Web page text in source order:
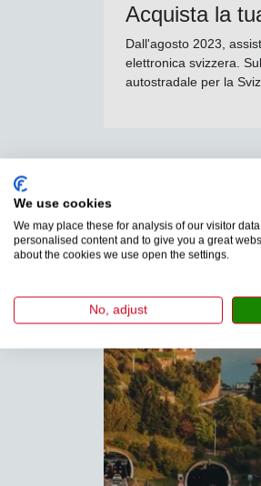
Acquista la
Dall'agosto 2023,
elettronica svizzera.
autostradale per la
We use cookies
We may place these for analysis of our visitor
personalised content and to give you a great
about the cookies we use open the settings.
No, adjust